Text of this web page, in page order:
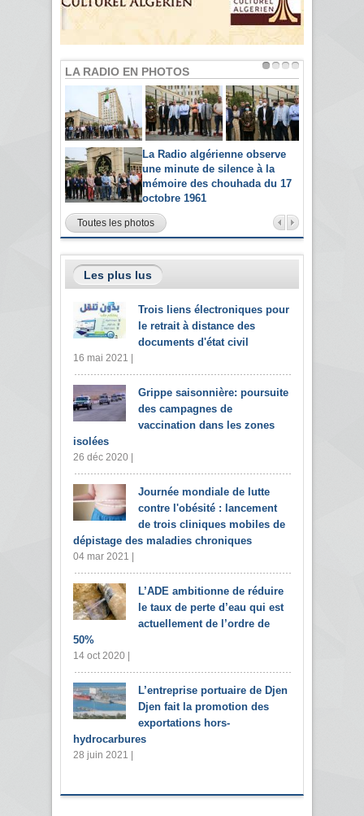
LA RADIO EN PHOTOS
La Radio algérienne observe
une minute de silence à la
mémoire des chouhada du 17
octobre 1961
Toutes les photos
Les plus lus
Trois liens électroniques pour
le retrait à distance des
documents d'état civil
16 mai 2021 |
Grippe saisonnière: poursuite
des campagnes de
vaccination dans les zones
isolées
26 déc 2020 |
Journée mondiale de lutte
contre l'obésité : lancement
de trois cliniques mobiles de
dépistage des maladies chroniques
04 mar 2021 |
L’ADE ambitionne de réduire
le taux de perte d’eau qui est
actuellement de l’ordre de
50%
14 oct 2020 |
L’entreprise portuaire de Djen
Djen fait la promotion des
exportations hors-
hydrocarbures
28 juin 2021 |